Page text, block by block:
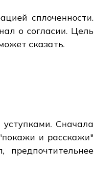
сплоченности.
о согласии. Цель
сказать.
Сначала
и расскажи"